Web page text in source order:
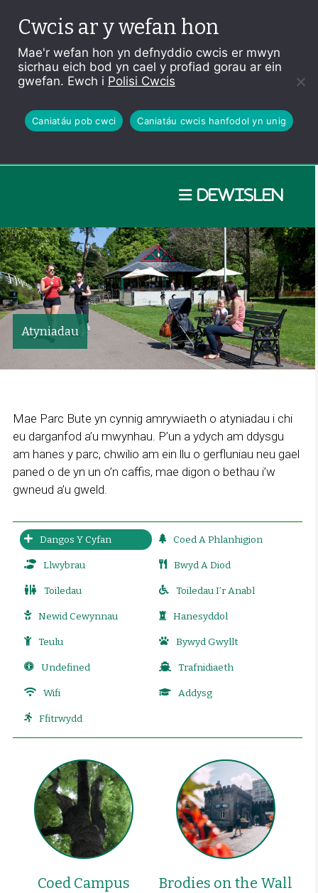
Cwcis ar y wefan hon
Mae'r wefan hon yn defnyddio cwcis er mwyn
sicrhau eich bod yn cael y profiad gorau ar ein
gwefan. Ewch i Polisi Cwcis
Caniatáu pob cwci Caniatáu cwcis hanfodol yn unig
Dewislen
Atyniadau
Mae Parc Bute yn cynnig amrywiaeth o atyniadau i chi
eu darganfod a’u mwynhau. P’un a ydych am ddysgu
am hanes y parc, chwilio am ein llu o gerfluniau neu gael
paned o de yn un o’n caffis, mae digon o bethau i’w
gwneud a’u gweld.
Dangos Y Cyfan Coed A Phlanhigion
Llwybrau Bwyd A Diod
Toiledau Toiledau I’r Anabl
Newid Cewynnau Hanesyddol
Teulu Bywyd Gwyllt
Undefined Trafnidiaeth
Wifi Addysg
Ffitrwydd
Coed Campus Brodies on the Wall